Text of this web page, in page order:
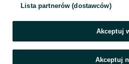
Lista partnerów (dostawców)
Akceptuj
Akceptuj